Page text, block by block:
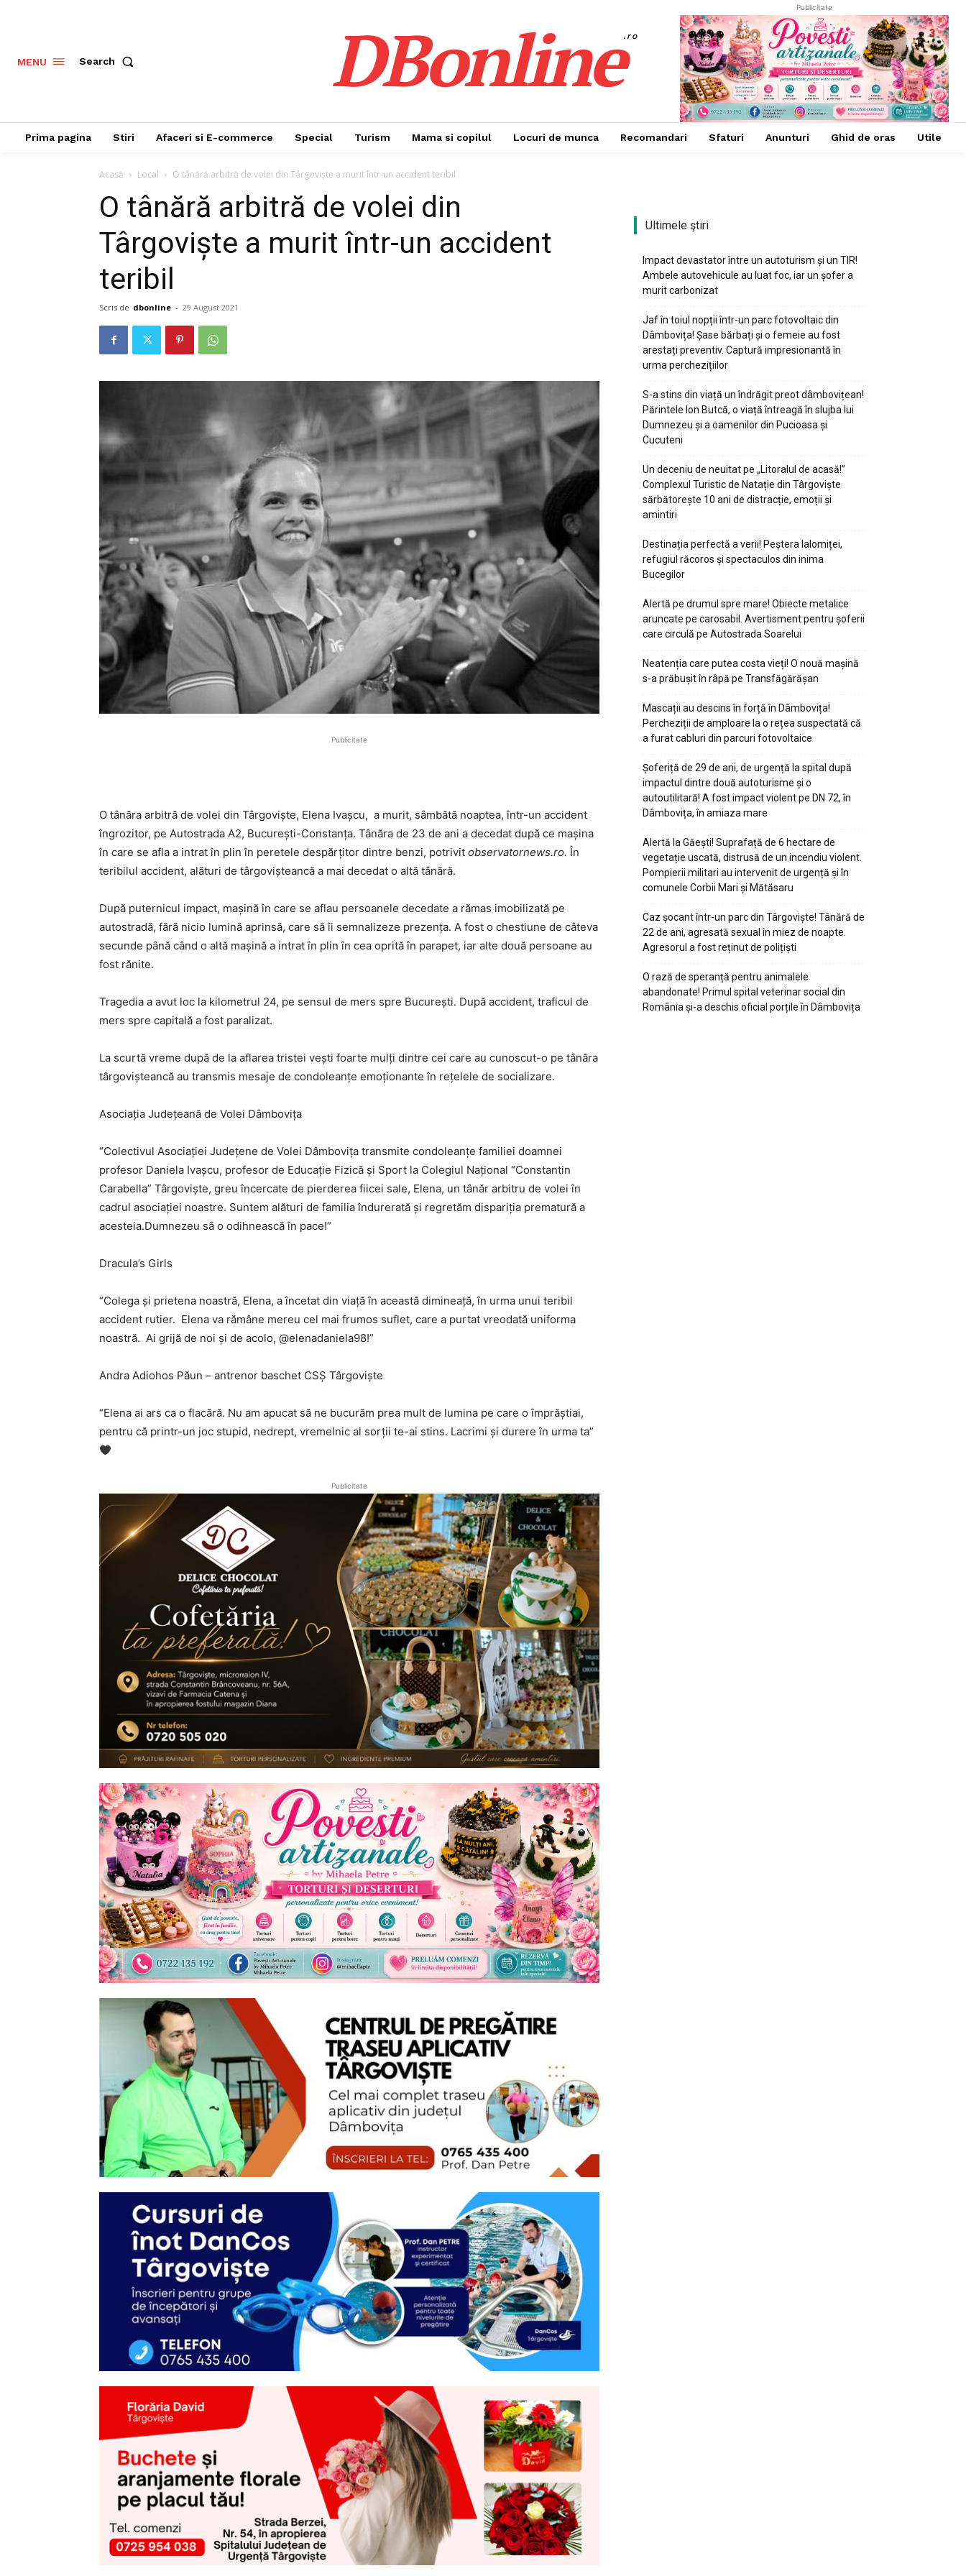
MENU Search DBonline.ro
Publicitate
Prima pagina Stiri Afaceri si E-commerce Special Turism Mama si copilul Locuri de munca Recomandari Sfaturi Anunturi Ghid de oras Utile
Acasă Local O tânără arbitră de volei din Târgoviște a murit într-un accident teribil
O tânără arbitră de volei din
Târgoviște a murit într-un accident
teribil
Scris de dbonline - 29 August 2021
Publicitate
O tânăra arbitră de volei din Târgoviște, Elena Ivașcu, a murit, sâmbătă noaptea, într-un accident
îngrozitor, pe Autostrada A2, București-Constanța. Tânăra de 23 de ani a decedat după ce mașina
în care se afla a intrat în plin în peretele despărțitor dintre benzi, potrivit observatornews.ro. În
teribilul accident, alături de târgovișteancă a mai decedat o altă tânără.
După puternicul impact, mașină în care se aflau persoanele decedate a rămas imobilizată pe
autostradă, fără nicio lumină aprinsă, care să îi semnalizeze prezența. A fost o chestiune de câteva
secunde până când o altă mașină a intrat în plin în cea oprită în parapet, iar alte două persoane au
fost rănite.
Tragedia a avut loc la kilometrul 24, pe sensul de mers spre București. După accident, traficul de
mers spre capitală a fost paralizat.
La scurtă vreme după de la aflarea tristei vești foarte mulți dintre cei care au cunoscut-o pe tânăra
târgovișteancă au transmis mesaje de condoleanțe emoționante în rețelele de socializare.
Asociația Județeană de Volei Dâmbovița
“Colectivul Asociației Județene de Volei Dâmbovița transmite condoleanțe familiei doamnei
profesor Daniela Ivașcu, profesor de Educație Fizică și Sport la Colegiul Național “Constantin
Carabella” Târgoviște, greu încercate de pierderea fiicei sale, Elena, un tânăr arbitru de volei în
cadrul asociației noastre. Suntem alături de familia îndurerată și regretăm dispariția prematură a
acesteia.Dumnezeu să o odihnească în pace!”
Dracula’s Girls
“Colega și prietena noastră, Elena, a încetat din viață în această dimineață, în urma unui teribil
accident rutier. Elena va rămâne mereu cel mai frumos suflet, care a purtat vreodată uniforma
noastră. Ai grijă de noi și de acolo, @elenadaniela98!”
Andra Adiohos Păun – antrenor baschet CSȘ Târgoviște
“Elena ai ars ca o flacără. Nu am apucat să ne bucurăm prea mult de lumina pe care o împrăștiai,
pentru că printr-un joc stupid, nedrept, vremelnic al sorții te-ai stins. Lacrimi și durere în urma ta”
Publicitate
Ultimele ştiri
Impact devastator între un autoturism și un TIR!
Ambele autovehicule au luat foc, iar un șofer a
murit carbonizat
Jaf în toiul nopții într-un parc fotovoltaic din
Dâmbovița! Șase bărbați și o femeie au fost
arestați preventiv. Captură impresionantă în
urma perchezițiilor
S-a stins din viață un îndrăgit preot dâmbovițean!
Părintele Ion Butcă, o viață întreagă în slujba lui
Dumnezeu și a oamenilor din Pucioasa și
Cucuteni
Un deceniu de neuitat pe „Litoralul de acasă!”
Complexul Turistic de Natație din Târgoviște
sărbătorește 10 ani de distracție, emoții și
amintiri
Destinația perfectă a verii! Peștera Ialomiței,
refugiul răcoros și spectaculos din inima
Bucegilor
Alertă pe drumul spre mare! Obiecte metalice
aruncate pe carosabil. Avertisment pentru șoferii
care circulă pe Autostrada Soarelui
Neatenția care putea costa vieți! O nouă mașină
s-a prăbușit în râpă pe Transfăgărășan
Mascații au descins în forță în Dâmbovița!
Percheziții de amploare la o rețea suspectată că
a furat cabluri din parcuri fotovoltaice
Șoferiță de 29 de ani, de urgență la spital după
impactul dintre două autoturisme și o
autoutilitară! A fost impact violent pe DN 72, în
Dâmbovița, în amiaza mare
Alertă la Găești! Suprafață de 6 hectare de
vegetație uscată, distrusă de un incendiu violent.
Pompierii militari au intervenit de urgență și în
comunele Corbii Mari și Mătăsaru
Caz șocant într-un parc din Târgoviște! Tânără de
22 de ani, agresată sexual în miez de noapte.
Agresorul a fost reținut de polițiști
O rază de speranță pentru animalele
abandonate! Primul spital veterinar social din
România și-a deschis oficial porțile în Dâmbovița